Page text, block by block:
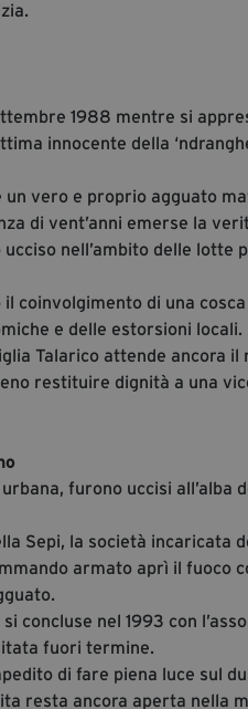
1988 mentre si
innocente della
vero e proprio agguato
di vent’anni emerse la
nell’ambito delle
coinvolgimento di una
e delle estorsioni locali.
Talarico attende ancora
restituire dignità a una
furono uccisi all’alba
Sepi, la società incaricata
armato aprì il fuoco
concluse nel 1993 con
fuori termine.
di fare piena luce sul
resta ancora aperta nella